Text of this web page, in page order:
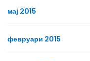
мај 2015
февруари 2015